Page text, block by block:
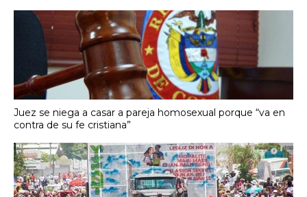
Juez se niega a casar a pareja homosexual porque “va en
contra de su fe cristiana”